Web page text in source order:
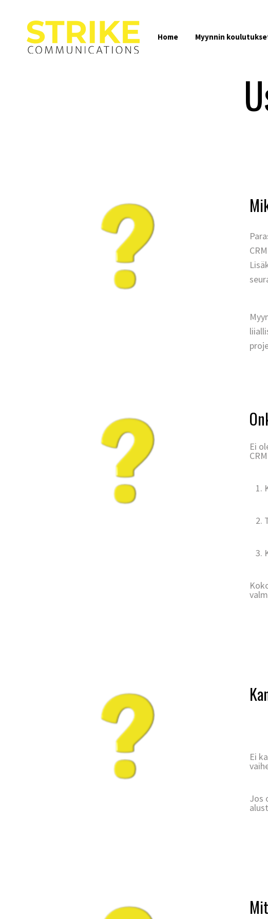
Home Myynnin
Ei
1.
2.
3.
Ei
Jos